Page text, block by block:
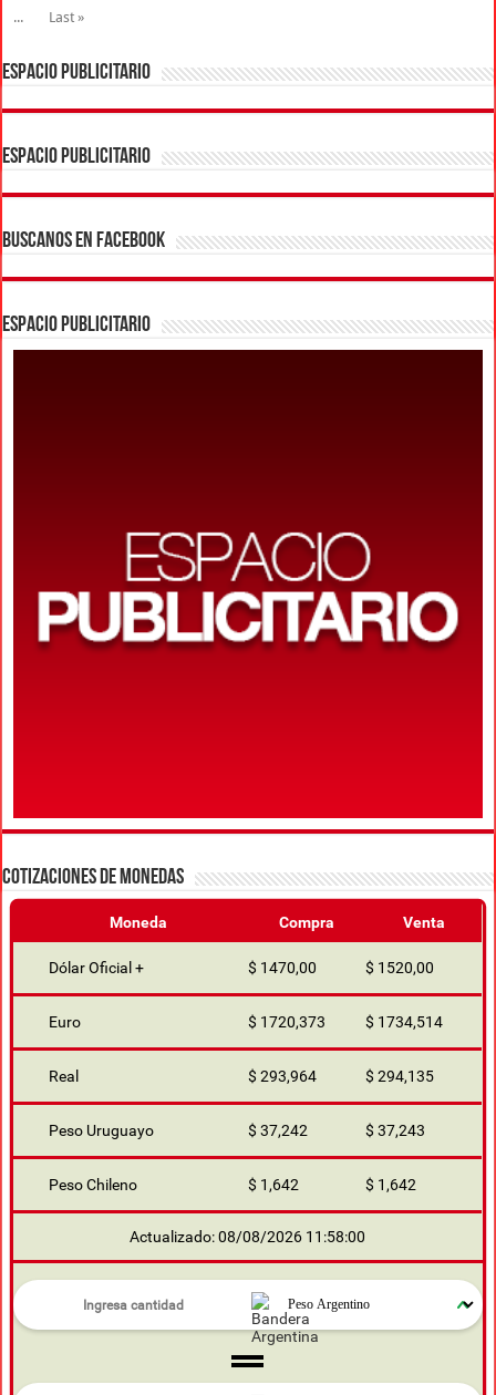
...
Last »
ESPACIO PUBLICITARIO
ESPACIO PUBLICITARIO
BUSCANOS EN FACEBOOK
ESPACIO PUBLICITARIO
COTIZACIONES DE MONEDAS
Moneda Compra Venta
Dólar Oficial + $ 1470,00 $ 1520,00
Euro $ 1720,373 $ 1734,514
Real $ 293,964 $ 294,135
Peso Uruguayo $ 37,242 $ 37,243
Peso Chileno $ 1,642 $ 1,642
Actualizado: 08/08/2026 11:58:00